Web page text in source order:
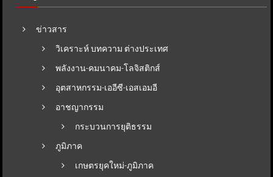
ข่าวสาร
วิเคราะห์ บทความ ต่างประเทศ
พลังงาน-คมนาคม-โลจิสติกส์
อุตสาหกรรม-เออีซี-เอสเอมอี
อาชญากรรม
กระบวนการยุติธรรม
ภูมิภาค
เกษตรยุคใหม่-ภูมิภาค